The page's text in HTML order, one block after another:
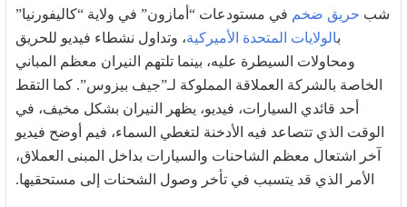
شب حريق ضخم في مستودعات “أمازون” في ولاية “كاليفورنيا”
بالولايات المتحدة الأميركية، وتداول نشطاء فيديو للحريق
ومحاولات السيطرة عليه، بينما تلتهم النيران معظم المباني
الخاصة بالشركة العملاقة المملوكة لـ”جيف بيزوس”. كما التقط
أحد قائدي السيارات، فيديو، يظهر النيران بشكل مخيف، في
الوقت الذي تتصاعد فيه الأدخنة لتغطي السماء، فيم أوضح فيديو
آخر اشتعال معظم الشاحنات والسيارات بداخل المبنى العملاق،
الأمر الذي قد يتسبب في تأخر وصول الشحنات إلى مستحقيها.